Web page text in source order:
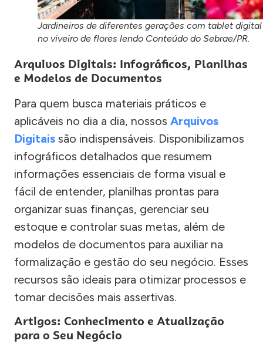
Jardineiros de diferentes gerações com tablet digital
no viveiro de flores lendo Conteúdo do Sebrae/PR.
Arquivos Digitais: Infográficos, Planilhas
e Modelos de Documentos
Para quem busca materiais práticos e
aplicáveis no dia a dia, nossos Arquivos
Digitais são indispensáveis. Disponibilizamos
infográficos detalhados que resumem
informações essenciais de forma visual e
fácil de entender, planilhas prontas para
organizar suas finanças, gerenciar seu
estoque e controlar suas metas, além de
modelos de documentos para auxiliar na
formalização e gestão do seu negócio. Esses
recursos são ideais para otimizar processos e
tomar decisões mais assertivas.
Artigos: Conhecimento e Atualização
para o Seu Negócio